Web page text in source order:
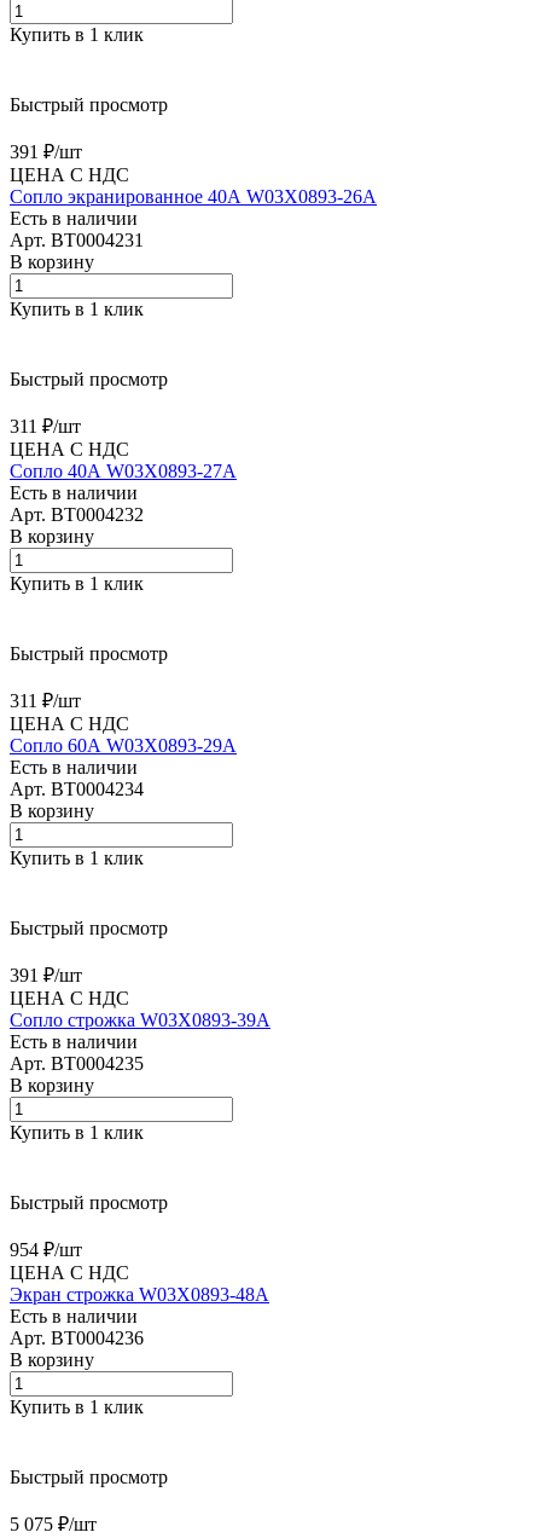
Купить в 1 клик
Быстрый просмотр
391 ₽/шт
ЦЕНА С НДС
Сопло экранированное 40А W03X0893-26A
Есть в наличии
Арт. BT0004231
В корзину
Купить в 1 клик
Быстрый просмотр
311 ₽/шт
ЦЕНА С НДС
Сопло 40А W03X0893-27A
Есть в наличии
Арт. BT0004232
В корзину
Купить в 1 клик
Быстрый просмотр
311 ₽/шт
ЦЕНА С НДС
Сопло 60А W03X0893-29A
Есть в наличии
Арт. BT0004234
В корзину
Купить в 1 клик
Быстрый просмотр
391 ₽/шт
ЦЕНА С НДС
Сопло строжка W03X0893-39A
Есть в наличии
Арт. BT0004235
В корзину
Купить в 1 клик
Быстрый просмотр
954 ₽/шт
ЦЕНА С НДС
Экран строжка W03X0893-48A
Есть в наличии
Арт. BT0004236
В корзину
Купить в 1 клик
Быстрый просмотр
5 075 ₽/шт